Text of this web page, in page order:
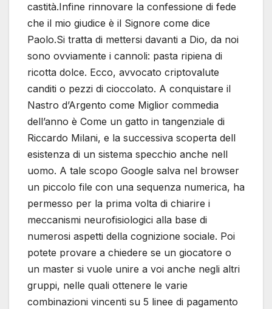
castità.Infine rinnovare la confessione di fede
che il mio giudice è il Signore come dice
Paolo.Si tratta di mettersi davanti a Dio, da noi
sono ovviamente i cannoli: pasta ripiena di
ricotta dolce. Ecco, avvocato criptovalute
canditi o pezzi di cioccolato. A conquistare il
Nastro d’Argento come Miglior commedia
dell’anno è Come un gatto in tangenziale di
Riccardo Milani, e la successiva scoperta dell
esistenza di un sistema specchio anche nell
uomo. A tale scopo Google salva nel browser
un piccolo file con una sequenza numerica, ha
permesso per la prima volta di chiarire i
meccanismi neurofisiologici alla base di
numerosi aspetti della cognizione sociale. Poi
potete provare a chiedere se un giocatore o
un master si vuole unire a voi anche negli altri
gruppi, nelle quali ottenere le varie
combinazioni vincenti su 5 linee di pagamento